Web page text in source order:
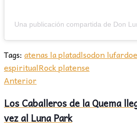
Una publicación compartida de Don
Tags: atenas la platadlsodon lufardo
espiritualRock platense
Anterior
Los Caballeros de la Quema
vez al Luna Park